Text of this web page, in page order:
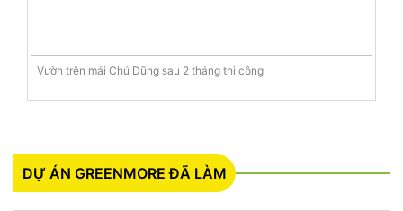
Vườn trên mái Chú Dũng sau 2 tháng thi công
DỰ ÁN GREENMORE ĐÃ LÀM